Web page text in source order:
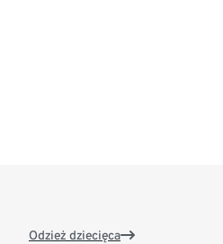
Odzież dziecięca